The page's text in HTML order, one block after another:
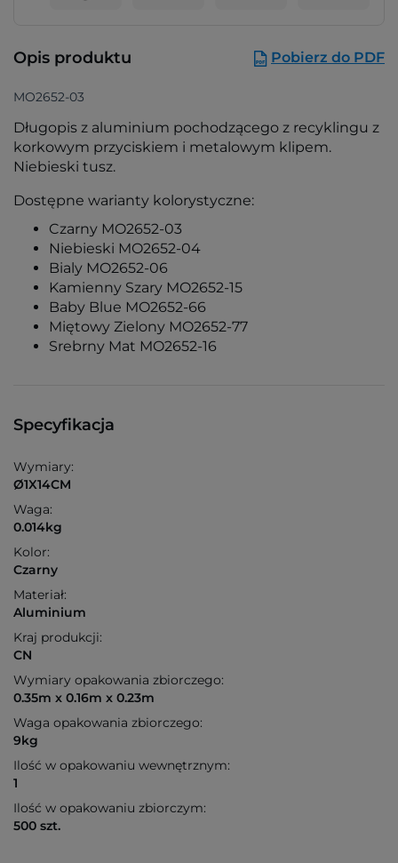
Opis produktu Pobierz do PDF
MO2652-03
Długopis z aluminium pochodzącego z recyklingu z
korkowym przyciskiem i metalowym klipem.
Niebieski tusz.
Dostępne warianty kolorystyczne:
Czarny MO2652-03
Niebieski MO2652-04
Bialy MO2652-06
Kamienny Szary MO2652-15
Baby Blue MO2652-66
Miętowy Zielony MO2652-77
Srebrny Mat MO2652-16
Specyfikacja
Wymiary:
Ø1X14CM
Waga:
0.014kg
Kolor:
Czarny
Materiał:
Aluminium
Kraj produkcji:
CN
Wymiary opakowania zbiorczego:
0.35m x 0.16m x 0.23m
Waga opakowania zbiorczego:
9kg
Ilość w opakowaniu wewnętrznym:
1
Ilość w opakowaniu zbiorczym:
500 szt.